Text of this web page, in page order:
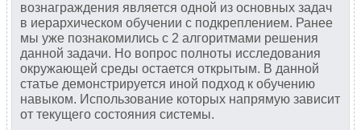
вознаграждения является одной из основных задач
в иерархическом обучении с подкреплением. Ранее
мы уже познакомились с 2 алгоритмами решения
данной задачи. Но вопрос полноты исследования
окружающей среды остается открытым. В данной
статье демонстрируется иной подход к обучению
навыком. Использование которых напрямую зависит
от текущего состояния системы.